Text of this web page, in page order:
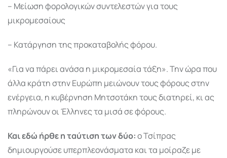
– Μείωση φορολογικών συντελεστών για τους
μικρομεσαίους
– Κατάργηση της προκαταβολής φόρου.
«Για να πάρει ανάσα η μικρομεσαία τάξη». Την ώρα που
άλλα κράτη στην Ευρώπη μειώνουν τους φόρους στην
ενέργεια, η κυβέρνηση Μητσοτάκη τους διατηρεί, κι ας
πληρώνουν οι Έλληνες τα μισά σε φόρους.
Και εδώ ήρθε η ταύτιση των δύο:ο Τσίπρας
δημιουργούσε υπερπλεονάσματα και τα μοίραζε με